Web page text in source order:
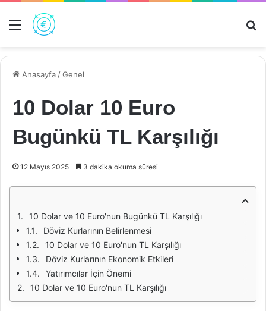
Menü
Anasayfa /Genel
10 Dolar 10 Euro
Bugünkü TL Karşılığı
12 Mayıs 2025 3 dakika okuma süresi
10 Dolar ve 10 Euro'nun Bugünkü TL Karşılığı
Döviz Kurlarının Belirlenmesi
10 Dolar ve 10 Euro'nun TL Karşılığı
Döviz Kurlarının Ekonomik Etkileri
Yatırımcılar İçin Önemi
10 Dolar ve 10 Euro'nun TL Karşılığı